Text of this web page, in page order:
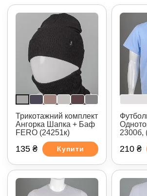
Трикотажний комплект
Ангорка Шапка + Баф
FERO (24251к)
135 ₴ Купити
2300б,
210 ₴